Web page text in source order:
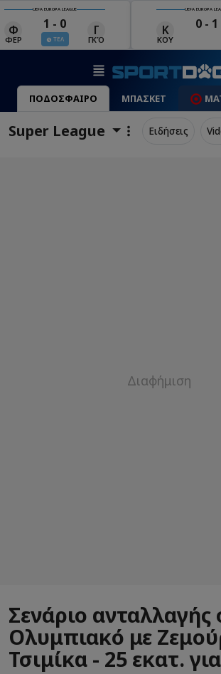
UEFA EUROPA LEAGUE
Κ 0 - 1
LIVE ΟΥΝ
UEFA EUROPA LEAGUE
ΓΙΑ
0 - 0
ΠΟΔΟΣΦΑΙΡΟ ΜΠΑΣΚΕΤ
Super League Ειδήσεις
Σενάριο ανταλλαγής
Ολυμπιακό με
Τσιμίκα - 25 εκατ.